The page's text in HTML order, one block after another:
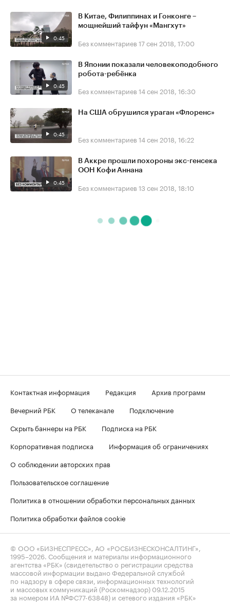
0:45
В Китае, Филиппинах и Гонконге –
мощнейший тайфун «Мангхут»
Без комментариев 17 сен 2018, 17:00
0:45
В Японии показали человекоподобного
робота-ребёнка
Без комментариев 14 сен 2018, 16:30
0:45
На США обрушился ураган «Флоренс»
Без комментариев 14 сен 2018, 16:22
0:45
В Аккре прошли похороны экс-генсека
ООН Кофи Аннана
Без комментариев 13 сен 2018, 18:10
Контактная информация Редакция
Архив программ
Вечерний РБК
О телеканале
Подключение
Скрыть баннеры на РБК
Подписка на РБК
Корпоративная подписка
Информация об ограничениях
О соблюдении авторских прав
Пользовательское соглашение
Политика в отношении обработки персональных данных
Политика обработки файлов cookie
© ООО «БИЗНЕСПРЕСС», АО «РОСБИЗНЕСКОНСАЛТИНГ»,
1995–2026 . Сообщения и материалы информационного
агентства «РБК» (свидетельство о регистрации средства
массовой информации выдано Федеральной службой
по надзору в сфере связи, информационных технологий
и массовых коммуникаций (Роскомнадзор) 09.12.2015
за номером ИА №ФС77-63848) и сетевого издания «РБК»